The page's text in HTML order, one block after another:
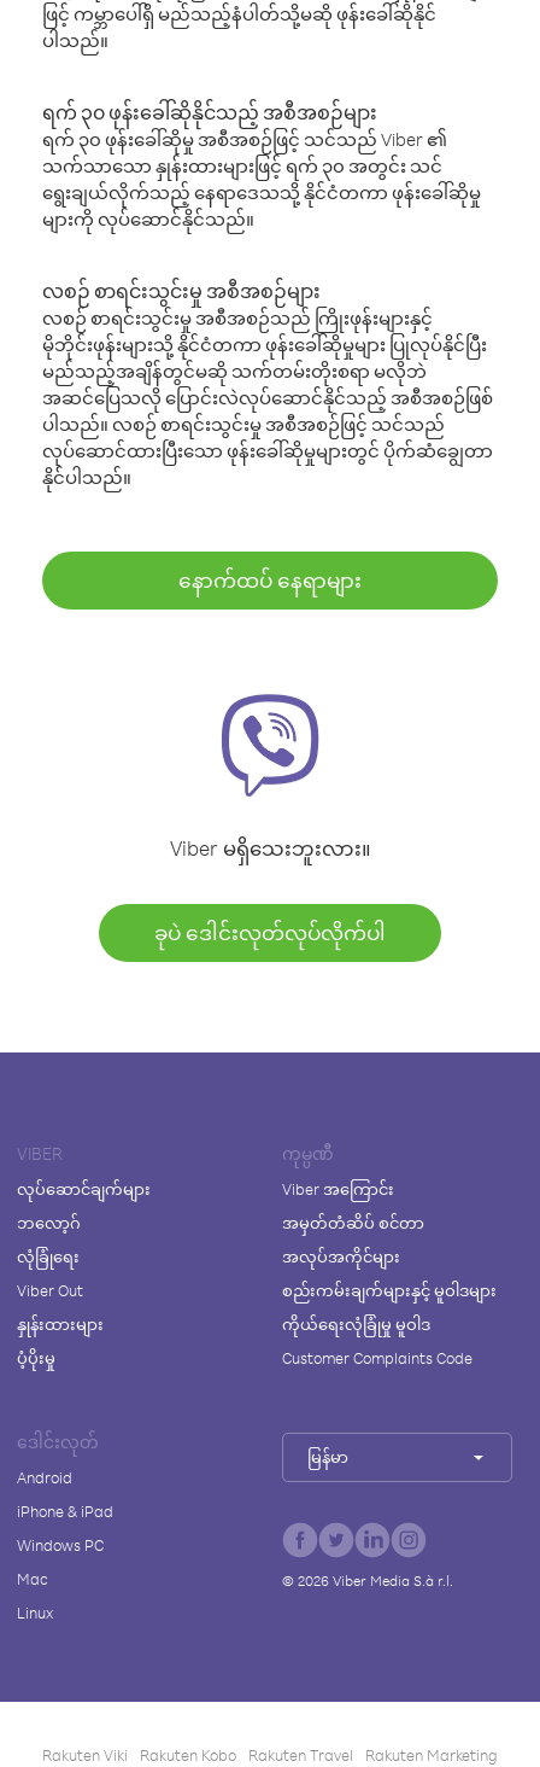
ဖြင့် ကမ္ဘာပေါ်ရှိ မည်သည့်နံပါတ်သို့မဆို ဖုန်းခေါ်ဆိုနိုင်
ပါသည်။
ရက် ၃၀ ဖုန်းခေါ်ဆိုနိုင်သည့် အစီအစဉ်များ
ရက် ၃၀ ဖုန်းခေါ်ဆိုမှု အစီအစဉ်ဖြင့် သင်သည် Viber ၏
သက်သာသော နှုန်းထားများဖြင့် ရက် ၃၀ အတွင်း သင်
ရွေးချယ်လိုက်သည့် နေရာဒေသသို့ နိုင်ငံတကာ ဖုန်းခေါ်ဆိုမှု
များကို လုပ်ဆောင်နိုင်သည်။
လစဉ် စာရင်းသွင်းမှု အစီအစဉ်များ
လစဉ် စာရင်းသွင်းမှု အစီအစဉ်သည် ကြိုးဖုန်းများနှင့်
မိုဘိုင်းဖုန်းများသို့ နိုင်ငံတကာ ဖုန်းခေါ်ဆိုမှုများ ပြုလုပ်နိုင်ပြီး
မည်သည့်အချိန်တွင်မဆို သက်တမ်းတိုးစရာ မလိုဘဲ
အဆင်ပြေသလို ပြောင်းလဲလုပ်ဆောင်နိုင်သည့် အစီအစဉ်ဖြစ်
ပါသည်။ လစဉ် စာရင်းသွင်းမှု အစီအစဉ်ဖြင့် သင်သည်
လုပ်ဆောင်ထားပြီးသော ဖုန်းခေါ်ဆိုမှုများတွင် ပိုက်ဆံချွေတာ
နိုင်ပါသည်။
နောက်ထပ် နေရာများ
Viber မရှိသေးဘူးလား။
ခုပဲ ဒေါင်းလုတ်လုပ်လိုက်ပါ
VIBER
လုပ်ဆောင်ချက်များ
ဘလော့ဂ်
လုံခြုံရေး
Viber Out
နှုန်းထားများ
ပံ့ပိုးမှု
ကုမ္ပဏီ
Viber အကြောင်း
အမှတ်တံဆိပ် စင်တာ
အလုပ်အကိုင်များ
စည်းကမ်းချက်များနှင့် မူဝါဒများ
ကိုယ်ရေးလုံခြုံမှု မူဝါဒ
Customer Complaints Code
ဒေါင်းလုတ်
Android
iPhone & iPad
Windows PC
Mac
Linux
မြန်မာ
© 2026Viber Media S.à r.l.
Rakuten Viki Rakuten Kobo Rakuten Travel Rakuten Marketing